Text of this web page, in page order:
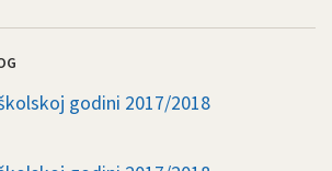
godini 2017/2018